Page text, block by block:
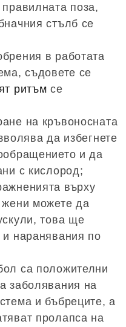
поза,
стълб се
в работата
съдовете се
ритъм се
на кръвоносната
да избегнете
и да
с кислород;
върху
жени можете да
това ще
и наранявания по
са положителни
заболявания на
и бъбреците, а
пролапса на